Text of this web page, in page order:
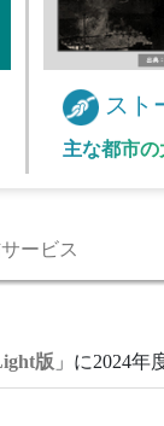
スト
主な都市
ービス
版 」に2024